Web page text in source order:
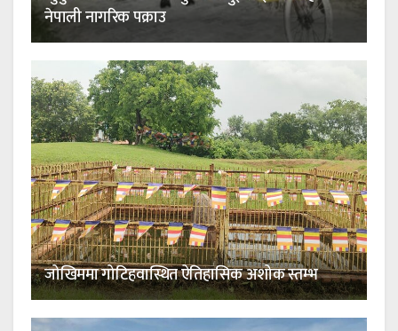
नेपाली नागरिक पक्राउ
जोखिममा गोटिहवास्थित ऐतिहासिक अशोक स्तम्भ